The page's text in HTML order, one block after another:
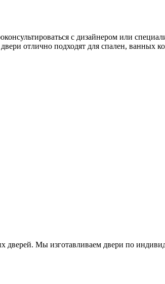
с дизайнером или
отлично подходят для спален, ванных
Мы изготавливаем двери по